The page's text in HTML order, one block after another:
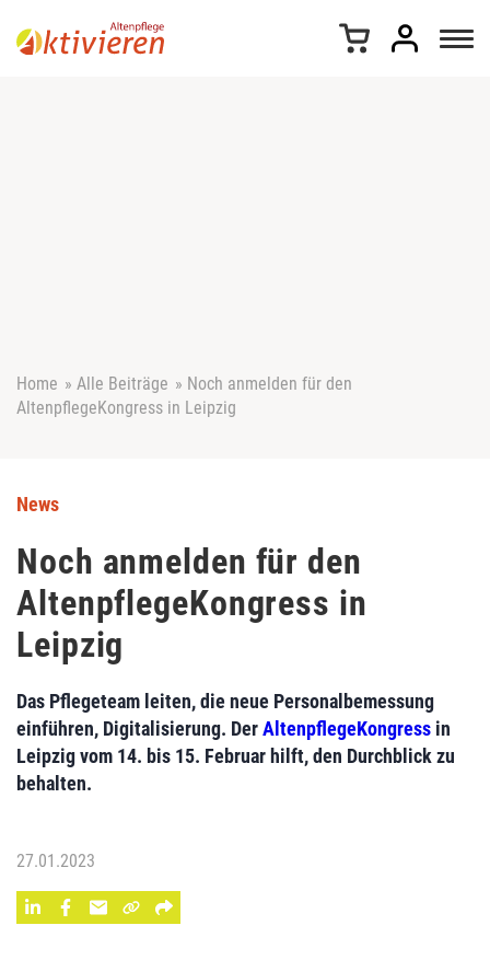
Home » Alle Beiträge » Noch anmelden für den
AltenpflegeKongress in Leipzig
News
Noch anmelden für den
AltenpflegeKongress in
Leipzig
Das Pflegeteam leiten, die neue Personalbemessung
einführen, Digitalisierung. DerAltenpflegeKongress in
Leipzig vom 14. bis 15. Februar hilft, den Durchblick zu
behalten.
27.01.2023